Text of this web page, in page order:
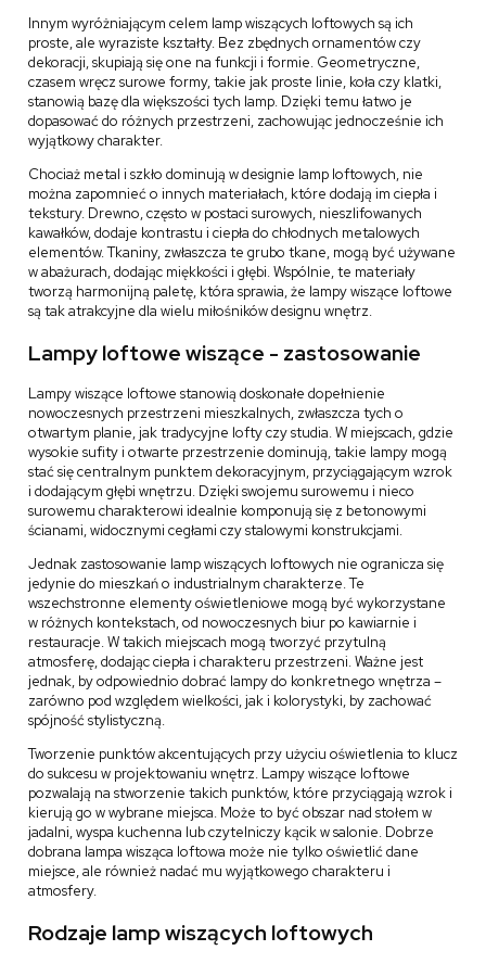
Innym wyróżniającym celem lamp wiszących loftowych są ich
proste, ale wyraziste kształty. Bez zbędnych ornamentów czy
dekoracji, skupiają się one na funkcji i formie. Geometryczne,
czasem wręcz surowe formy, takie jak proste linie, koła czy klatki,
stanowią bazę dla większości tych lamp. Dzięki temu łatwo je
dopasować do różnych przestrzeni, zachowując jednocześnie ich
wyjątkowy charakter.
Chociaż metal i szkło dominują w designie lamp loftowych, nie
można zapomnieć o innych materiałach, które dodają im ciepła i
tekstury. Drewno, często w postaci surowych, nieszlifowanych
kawałków, dodaje kontrastu i ciepła do chłodnych metalowych
elementów. Tkaniny, zwłaszcza te grubo tkane, mogą być używane
w abażurach, dodając miękkości i głębi. Wspólnie, te materiały
tworzą harmonijną paletę, która sprawia, że lampy wiszące loftowe
są tak atrakcyjne dla wielu miłośników designu wnętrz.
Lampy loftowe wiszące - zastosowanie
Lampy wiszące loftowe stanowią doskonałe dopełnienie
nowoczesnych przestrzeni mieszkalnych, zwłaszcza tych o
otwartym planie, jak tradycyjne lofty czy studia. W miejscach, gdzie
wysokie sufity i otwarte przestrzenie dominują, takie lampy mogą
stać się centralnym punktem dekoracyjnym, przyciągającym wzrok
i dodającym głębi wnętrzu. Dzięki swojemu surowemu i nieco
surowemu charakterowi idealnie komponują się z betonowymi
ścianami, widocznymi cegłami czy stalowymi konstrukcjami.
Jednak zastosowanie lamp wiszących loftowych nie ogranicza się
jedynie do mieszkań o industrialnym charakterze. Te
wszechstronne elementy oświetleniowe mogą być wykorzystane
w różnych kontekstach, od nowoczesnych biur po kawiarnie i
restauracje. W takich miejscach mogą tworzyć przytulną
atmosferę, dodając ciepła i charakteru przestrzeni. Ważne jest
jednak, by odpowiednio dobrać lampy do konkretnego wnętrza –
zarówno pod względem wielkości, jak i kolorystyki, by zachować
spójność stylistyczną.
Tworzenie punktów akcentujących przy użyciu oświetlenia to klucz
do sukcesu w projektowaniu wnętrz. Lampy wiszące loftowe
pozwalają na stworzenie takich punktów, które przyciągają wzrok i
kierują go w wybrane miejsca. Może to być obszar nad stołem w
jadalni, wyspa kuchenna lub czytelniczy kącik w salonie. Dobrze
dobrana lampa wisząca loftowa może nie tylko oświetlić dane
miejsce, ale również nadać mu wyjątkowego charakteru i
atmosfery.
Rodzaje lamp wiszących loftowych